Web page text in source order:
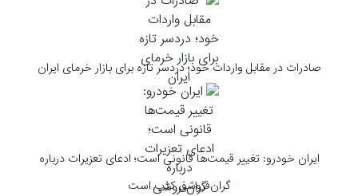
صادرات در مقابل واردات خود؛ دردسر تازه برای بازار خرمای ایران
ایران خودرو: تغییر قیمت‌ها قانونی است؛ ادعای تعزیرات درباره
گران‌فروشی کذب است